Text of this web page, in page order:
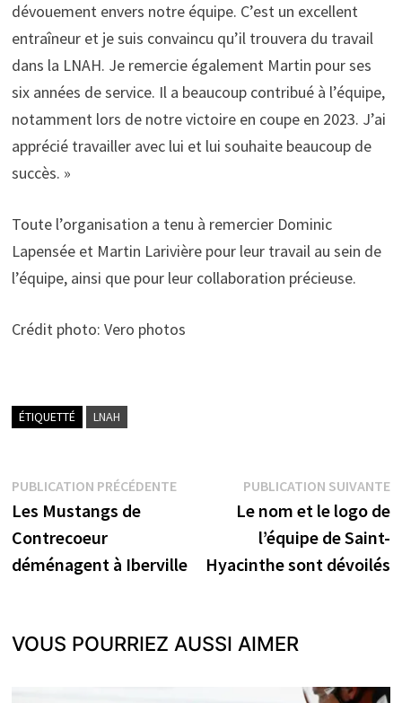
dévouement envers notre équipe. C’est un excellent
entraîneur et je suis convaincu qu’il trouvera du travail
dans la LNAH. Je remercie également Martin pour ses
six années de service. Il a beaucoup contribué à l’équipe,
notamment lors de notre victoire en coupe en 2023. J’ai
apprécié travailler avec lui et lui souhaite beaucoup de
succès. »
Toute l’organisation a tenu à remercier Dominic
Lapensée et Martin Larivière pour leur travail au sein de
l’équipe, ainsi que pour leur collaboration précieuse.
Crédit photo: Vero photos
ÉTIQUETTÉ LNAH
Navigation
de
l’article
PUBLICATION PRÉCÉDENTEPublication
précédente :
Les Mustangs de
Contrecoeur
déménagent à Iberville
PUBLICATION SUIVANTE
Le nom et le logo de
l’équipe de Saint-
Hyacinthe sont dévoilés
VOUS POURRIEZ AUSSI AIMER